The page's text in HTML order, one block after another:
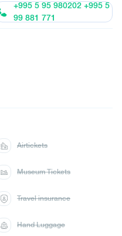
+995 5 95 980202 +995 5
99 881 771
Airtickets
Museum Tickets
Travel insurance
Hand Luggage